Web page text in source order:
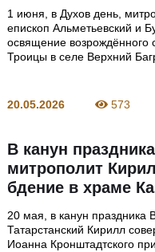
1 июня, в Духов день,
епископ Альметьевский и
освящение возрождённого
Троицы в селе Верхний
20.05.2026 573
В канун
митрополит
бдение в храме
20 мая, в канун праздника
Татарстанский Кирилл
Иоанна Кронштадтского